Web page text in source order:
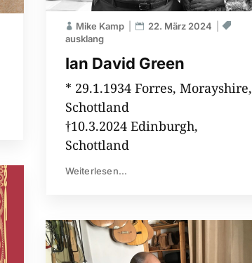
Ian David Green
Mike Kamp
22. März 2024
ausklang
* 29.1.1934 Forres, Morayshire,
Schottland
†10.3.2024 Edinburgh,
Schottland
Weiterlesen...